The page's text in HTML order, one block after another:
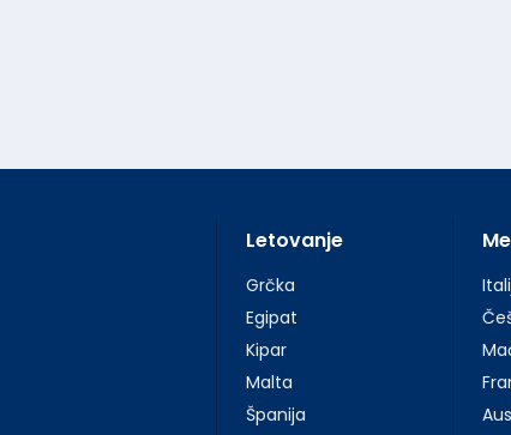
Letovanje
Grčka
Egipat
Kipar
Malta
Španija